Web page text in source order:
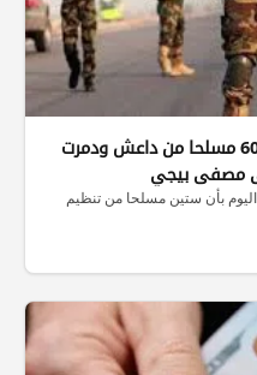
عمليات صلاح الدين: قواتنا قتلت 60 مسلحا من داعش ودمرت
بأن ستين مسلحا من تنظيم